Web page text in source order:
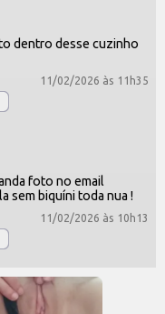
dentro desse cuzinho
11/02/2026 às 11h35
foto no email
sem biquíni toda nua !
11/02/2026 às 10h13